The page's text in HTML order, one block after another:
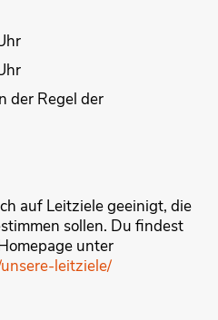
der Regel der
auf Leitziele geeinigt, die
sollen. Du findest
unter
leitziele/